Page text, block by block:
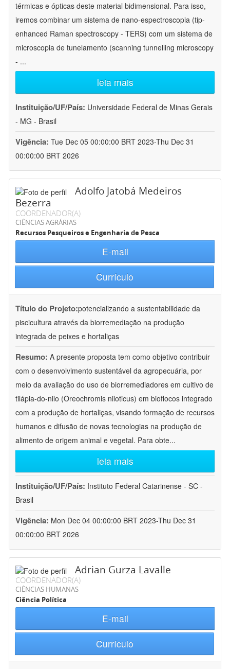
térmicas e ópticas deste material bidimensional. Para isso,
iremos combinar um sistema de nano-espectroscopia (tip-
enhanced Raman spectroscopy - TERS) com um sistema de
microscopia de tunelamento (scanning tunnelling microscopy
- ...
leia mais
Instituição/UF/País: Universidade Federal de Minas Gerais
- MG - Brasil
Vigência: Tue Dec 05 00:00:00 BRT 2023-Thu Dec 31
00:00:00 BRT 2026
Adolfo Jatobá Medeiros
Bezerra
COORDENADOR(A)
CIÊNCIAS AGRÁRIAS
Recursos Pesqueiros e Engenharia de Pesca
E-mail
Currículo
Título do Projeto:potencializando a sustentabilidade da
piscicultura através da biorremediação na produção
integrada de peixes e hortaliças
Resumo: A presente proposta tem como objetivo contribuir
com o desenvolvimento sustentável da agropecuária, por
meio da avaliação do uso de biorremediadores em cultivo de
tilápia-do-nilo (Oreochromis niloticus) em bioflocos integrado
com a produção de hortaliças, visando formação de recursos
humanos e difusão de novas tecnologias na produção de
alimento de origem animal e vegetal. Para obte...
leia mais
Instituição/UF/País: Instituto Federal Catarinense - SC -
Brasil
Vigência: Mon Dec 04 00:00:00 BRT 2023-Thu Dec 31
00:00:00 BRT 2026
Adrian Gurza Lavalle
COORDENADOR(A)
CIÊNCIAS HUMANAS
Ciência Política
E-mail
Currículo